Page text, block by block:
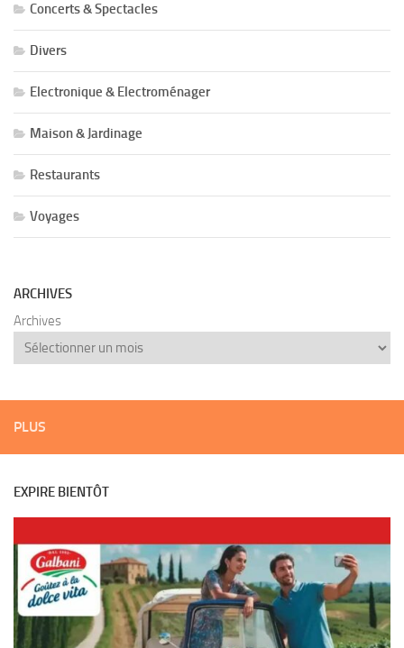
Concerts & Spectacles
Divers
Electronique & Electroménager
Maison & Jardinage
Restaurants
Voyages
ARCHIVES
Archives
PLUS
EXPIRE BIENTÔT